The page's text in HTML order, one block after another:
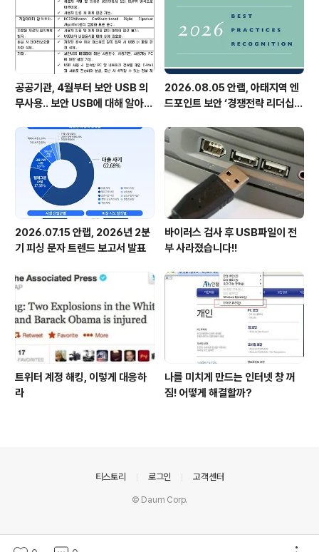
공공기관, 4월부터 보안 USB 의
무사용.. 보안 USB에 대해 알아봅
2026.08.05 안랩, 아태지역 엔
드포인트 보안 ‘경쟁전략 리더십’
2026.07.15 안랩, 2026년 2분
기 피싱 문자 트렌드 보고서 발표
바이러스 검사 후 USB파일이 전
부 사라졌습니다!!
트위터 계정 해킹, 이렇게 대응하
라
나를 미치게 만드는 인터넷 창 꺼
짐! 어떻게 해결할까?
티스토리 로그인 고객센터
© Daum Corp.